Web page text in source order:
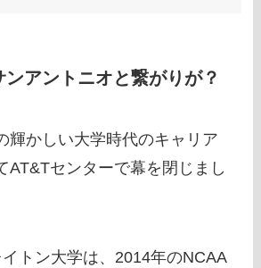
アントニオと繋がりが？
輝かしい大学時代のキャリア
AT&Tセンターで幕を閉じまし
トン大学は、2014年のNCAA